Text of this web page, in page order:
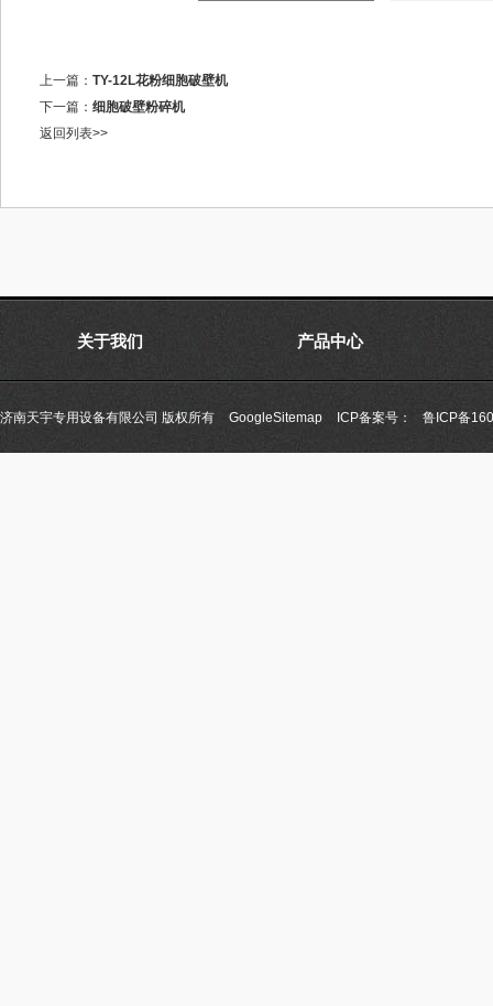
上一篇： TY-12L花粉细胞破壁机
下一篇： 细胞破壁粉碎机
返回列表>>
关于我们 产品中心
济南天宇专用设备有限公司 版权所有 GoogleSitemap ICP备案号： 鲁ICP备